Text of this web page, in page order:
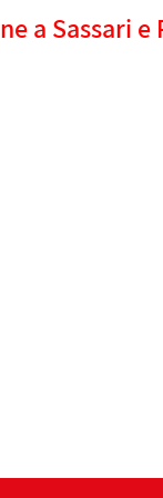
a Sassari